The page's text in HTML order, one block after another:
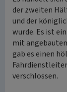
der zweiten
und der
wurde. Es ist
mit
gab es einen
verschlossen.